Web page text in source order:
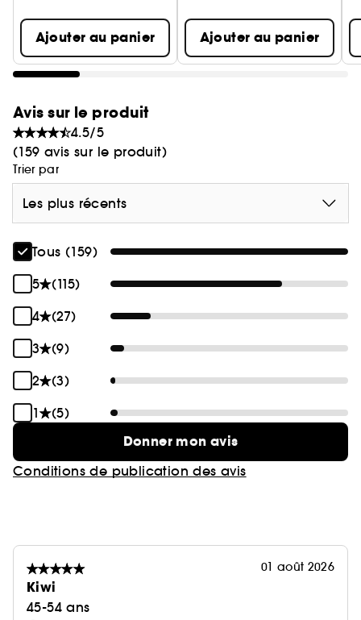
Ajouter au panier Ajouter au panier
Avis sur le produit
4.5/5
(159 avis sur le produit)
Trier par
Les plus récents
Tous (159)
5
(115)
4
(27)
3
(9)
2
(3)
1
(5)
Donner mon avis
Conditions de publication des avis
01 août 2026
Kiwi
45-54 ans